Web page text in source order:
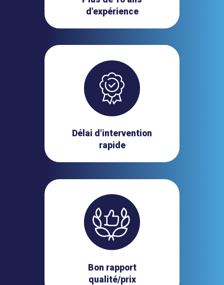
d'expérience
Délai d'intervention
rapide
Bon rapport
qualité/prix